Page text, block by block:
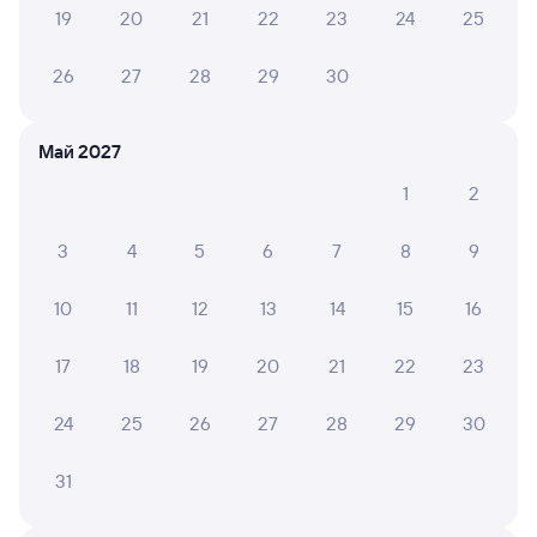
10 Анна К.
02 августа 2026 • Поезд 145А
остальном все хорошо!!!
02 августа 2026 • Поезд 347А
заботливая, ответственная, ненавязчивая,
19 20 21 22 23 24 25
26 27 28 29 30
Май 2027
1
2
3 4 5 6 7 8 9
10 11 12 13 14 15 16
17 18 19 20 21 22 23
24 25 26 27 28 29 30
31